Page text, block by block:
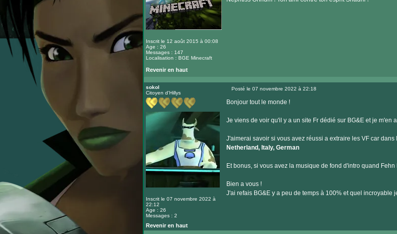
Inscrit le 12 août 2015 à 00:08
Age : 26
Messages : 147
Localisation : BGE Minecraft
Revenir en haut
le
site
sokol
Citoyen d'Hillys
Inscrit le 07 novembre 2022 à
22:12
Age : 26
Messages : 2
Posté le 07 novembre 2022 à 22:18
Bonjour tout le monde !
Je viens de voir qu'il y a un site Fr dédié sur BG&E et je m'en
J'aimerai savoir si vous avez réussi a extraire les VF car dans
Netherland, Italy, German
Et bonus, si vous avez la musique de fond d'intro quand
Bien a vous !
J'ai refais BG&E y a peu de temps à 100% et quel incroyable
Revenir en haut